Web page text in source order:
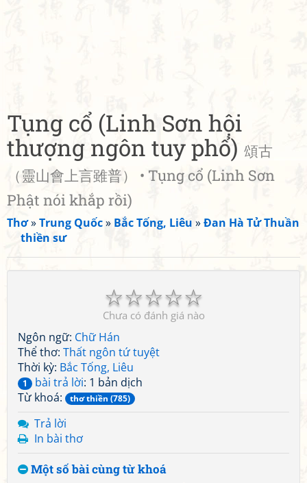
Tụng cổ (Linh Sơn hội
thượng ngôn tuy phổ) 頌古
（靈山會上言雖普） • Tụng cổ (Linh Sơn
Phật nói khắp rồi)
Thơ»Trung Quốc» Bắc Tống, Liêu »Đan Hà Tử Thuần
thiền sư
☆
☆
☆
☆
☆
Chưa có đánh giá nào
Ngôn ngữ: Chữ Hán
Thể thơ: Thất ngôn tứ tuyệt
Thời kỳ: Bắc Tống, Liêu
1 bài trả lời: 1 bản dịch
Từ khoá:
thơ thiền (785)
Trả lời
In bài thơ
Một số bài cùng từ khoá